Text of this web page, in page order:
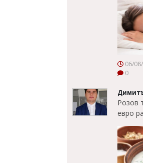
06/
0
Розов
евро